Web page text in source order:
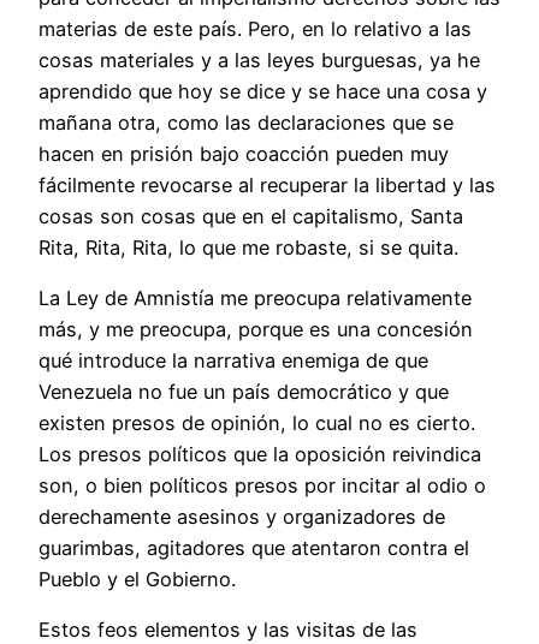
materias de este país. Pero, en lo relativo a las
cosas materiales y a las leyes burguesas, ya he
aprendido que hoy se dice y se hace una cosa y
mañana otra, como las declaraciones que se
hacen en prisión bajo coacción pueden muy
fácilmente revocarse al recuperar la libertad y las
cosas son cosas que en el capitalismo, Santa
Rita, Rita, Rita, lo que me robaste, si se quita.
La Ley de Amnistía me preocupa relativamente
más, y me preocupa, porque es una concesión
qué introduce la narrativa enemiga de que
Venezuela no fue un país democrático y que
existen presos de opinión, lo cual no es cierto.
Los presos políticos que la oposición reivindica
son, o bien políticos presos por incitar al odio o
derechamente asesinos y organizadores de
guarimbas, agitadores que atentaron contra el
Pueblo y el Gobierno.
Estos feos elementos y las visitas de las